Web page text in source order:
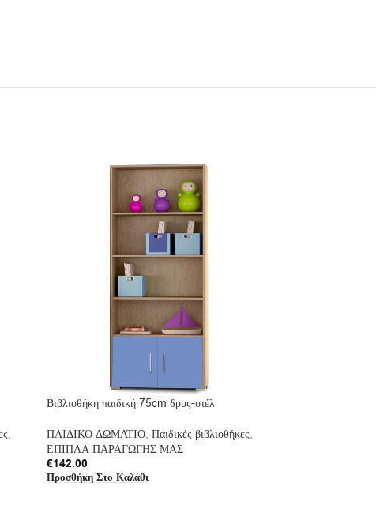
,
Βιβλιοθήκη παιδική 75cm δρυς-σιέλ
ΠΑΙΔΙΚΟ ΔΩΜΑΤΙΟ, Παιδικές βιβλιοθήκες,
ΕΠΙΠΛΑ ΠΑΡΑΓΩΓΗΣ ΜΑΣ
€142.00
Προσθήκη Στο Καλάθι